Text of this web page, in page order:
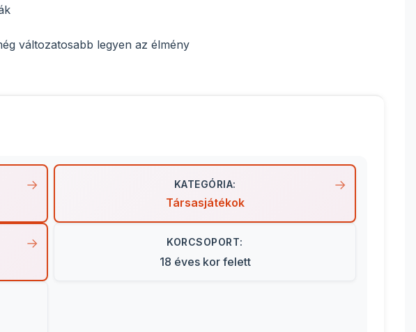
változatosabb legyen az élmény
KATEGÓRIA:
Társasjátékok
KORCSOPORT:
18 éves kor felett